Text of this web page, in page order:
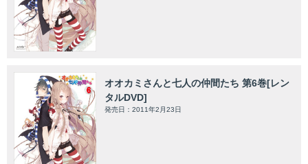
オオカミさんと七人の仲間たち 第6巻[レン
タルDVD]
発売日：2011年2月23日